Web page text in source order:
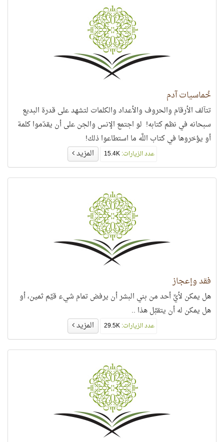
خُماسيات آدم
تتآلف الأرقام والحروف والأعداد والكلمات لتشهد على قدرة البديع
سبحانه في نظم كتابه! لو اجتمع الإنس والجن على أن يقدّموا كلمة
أو يؤخروها في كتاب اللَّه ما استطاعوا ذلك!
عدد الزيارات:15.4K المزيد
فقد وإعجاز
هل يمكن لأيِّ أحد من بني البشر أن يرفض تمام شيء قيِّم ثمين، أو
هل يمكن له أن يتقبَّل هذا ..
عدد الزيارات:29.5K المزيد